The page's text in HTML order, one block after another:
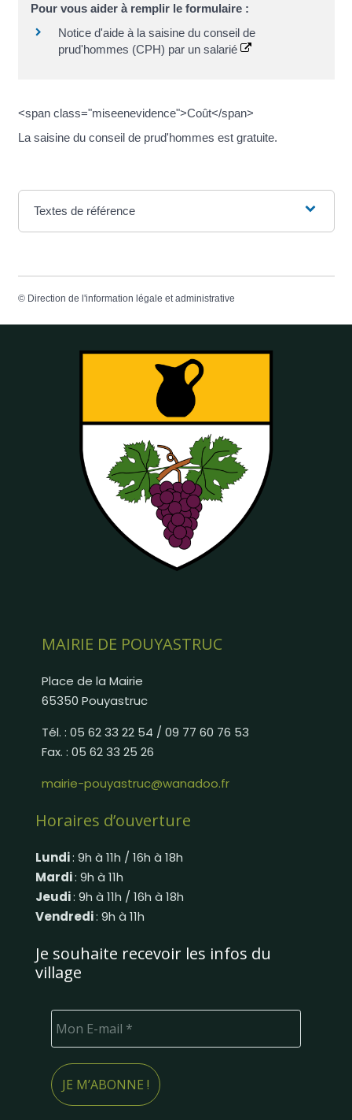
Pour vous aider à remplir le formulaire :
Notice d'aide à la saisine du conseil de
prud'hommes (CPH) par un salarié
<span class="miseenevidence">Coût</span>
La saisine du conseil de prud'hommes est gratuite.
Textes de référence
© Direction de l'information légale et administrative
MAIRIE DE POUYASTRUC
Place de la Mairie
65350 Pouyastruc
Tél. : 05 62 33 22 54 / 09 77 60 76 53
Fax. : 05 62 33 25 26
mairie-pouyastruc@wanadoo.fr
Horaires d’ouverture
Lundi: 9h à 11h / 16h à 18h
Mardi: 9h à 11h
Jeudi: 9h à 11h / 16h à 18h
Vendredi: 9h à 11h
Je souhaite recevoir les infos du
village